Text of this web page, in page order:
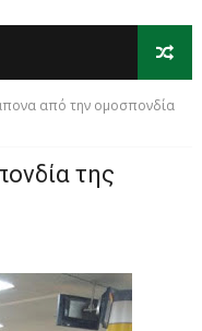
από την ομοσπονδία
της